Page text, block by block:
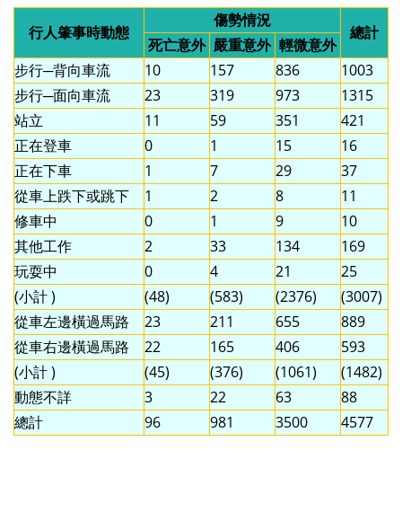
行人肇事時動態
傷勢情況
總計
死亡意外 嚴重意外 輕微意外
步行─背向車流
10 157 836
1003
步行─面向車流
23 319 973
1315
站立
11 59 351
421
正在登車
0 1 15
16
正在下車
1 7 29
37
從車上跌下或跳下
1 2 8
11
修車中
0 1 9
10
其他工作
2 33 134
169
玩耍中
0 4 21
25
(小計 )
(48) (583) (2376)
(3007)
從車左邊橫過馬路
23 211 655
889
從車右邊橫過馬路
22 165 406
593
(小計 )
(45) (376) (1061)
(1482)
動態不詳
3 22 63
88
總計
96 981 3500 4577